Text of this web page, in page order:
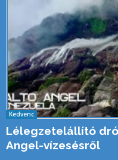
Kedvenc
Lélegzetelállító
Angel-vízesésről